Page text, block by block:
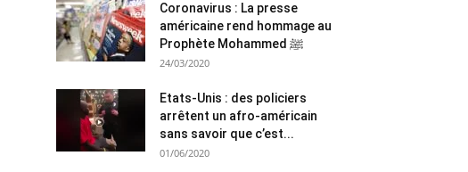
Coronavirus : La presse
américaine rend hommage au
Prophète Mohammed ﷺ
24/03/2020
Etats-Unis : des policiers
arrêtent un afro-américain
sans savoir que c’est...
01/06/2020